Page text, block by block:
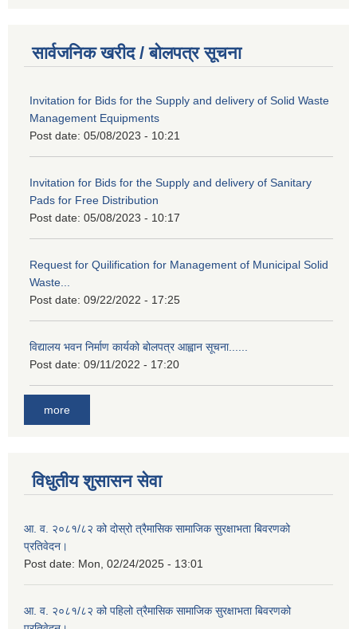
सार्वजनिक खरीद / बोलपत्र सूचना
Invitation for Bids for the Supply and delivery of Solid Waste
Management Equipments
Post date: 05/08/2023 - 10:21
Invitation for Bids for the Supply and delivery of Sanitary
Pads for Free Distribution
Post date: 05/08/2023 - 10:17
Request for Quilification for Management of Municipal Solid
Waste...
Post date: 09/22/2022 - 17:25
विद्यालय भवन निर्माण कार्यको बोलपत्र आह्वान सूचना......
Post date: 09/11/2022 - 17:20
more
विधुतीय शुसासन सेवा
आ. व. २०८१/८२ को दोस्रो त्रैमासिक सामाजिक सुरक्षाभता बिवरणको
प्रतिवेदन।
Post date: Mon, 02/24/2025 - 13:01
आ. व. २०८१/८२ को पहिलो त्रैमासिक सामाजिक सुरक्षाभता बिवरणको